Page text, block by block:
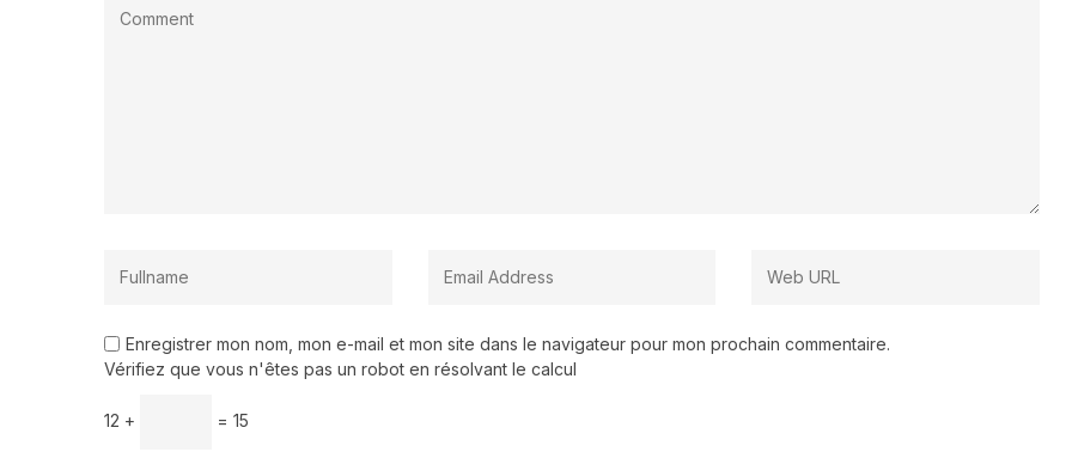
Enregistrer mon nom, mon e-mail et mon site dans le navigateur pour mon prochain commentaire.
Vérifiez que vous n'êtes pas un robot en résolvant le calcul
12 + = 15